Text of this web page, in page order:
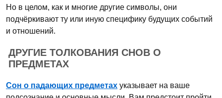
Но в целом, как и многие другие символы, они
подчёркивают ту или иную специфику будущих событий
и отношений.
ДРУГИЕ ТОЛКОВАНИЯ СНОВ О
ПРЕДМЕТАХ
Сон о падающих предметах указывает на ваше